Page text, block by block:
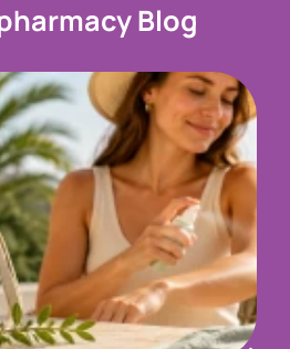
Blog